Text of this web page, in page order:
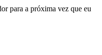
para a próxima vez que eu